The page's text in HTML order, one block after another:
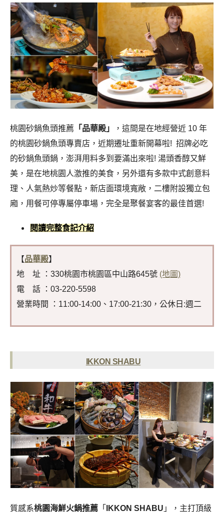
桃園砂鍋魚頭推薦 「品華殿」
，這間是在地經營近 10 年
的桃園砂鍋魚頭專賣店，近期遷址重新開幕啦! 招牌必吃
的砂鍋魚頭鍋，澎湃用料多到要滿出來啦! 湯頭香醇又鮮
美，是在地桃園人激推的美食，另外還有多款中式創意料
理、人氣熱炒等餐點，新店面環境寬敞，二樓附設獨立包
廂，用餐可停專屬停車場，完全是聚餐宴客的最佳首選!
閱讀完整食記介紹
【品華殿】
地 址 ：330桃園市桃園區中山路645號 (地圖)
電 話 ：03-220-5598
營業時間 ：11:00-14:00、17:00-21:30，公休日:週二
IKKON SHABU
質感系桃園海鮮火鍋推薦 「 IKKON SHABU 」，主打頂級